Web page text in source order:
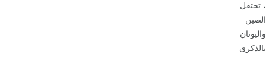
، تحتفل
الصين
واليونان
بالذكرى